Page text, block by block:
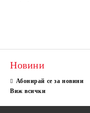
Новини
Абонирай се за новини
Виж всички